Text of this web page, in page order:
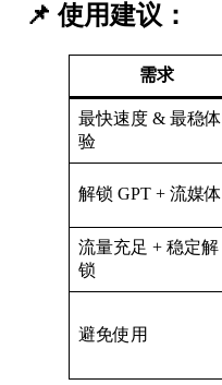
📌使用建议：
需求
最快速度 & 最稳体
验
解锁 GPT + 流媒体
流量充足 + 稳定解
锁
避免使用